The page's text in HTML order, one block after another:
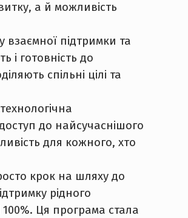
а й можливість
взаємної підтримки та
і готовність до
спільні цілі та
до найсучаснішого
для кожного, хто
крок на шляху до
рідного
Ця програма стала